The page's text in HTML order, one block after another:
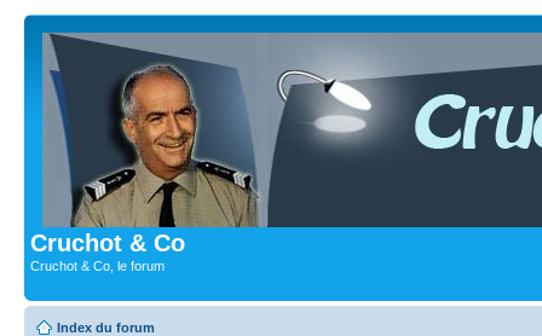
Cruchot & Co
Cruchot & Co, le forum
Index du forum